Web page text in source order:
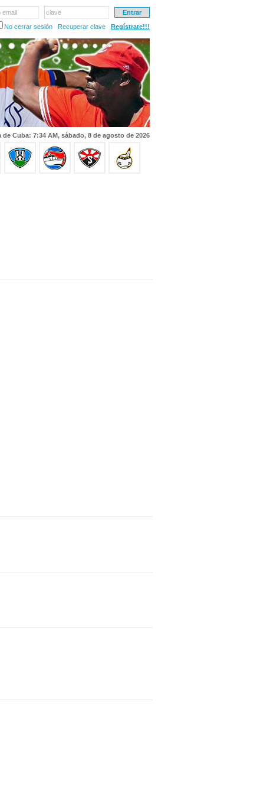
email
clave
No cerrar sesión
Recuperar clave Regístrate!!!
de Cuba: 7:34 AM, sábado, 8 de agosto de 2026